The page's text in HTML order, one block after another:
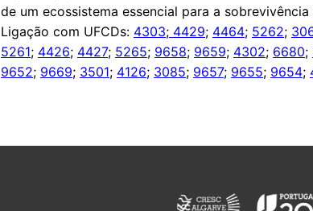
de um ecossistema essencial para a
Ligação com UFCDs: 4303; 4429; 4464; 5262;
5261; 4426; 4427; 5265; 9658; 9659; 4302; 6680;
9652; 9669; 3501; 4126; 3085; 9657; 9655; 9654;